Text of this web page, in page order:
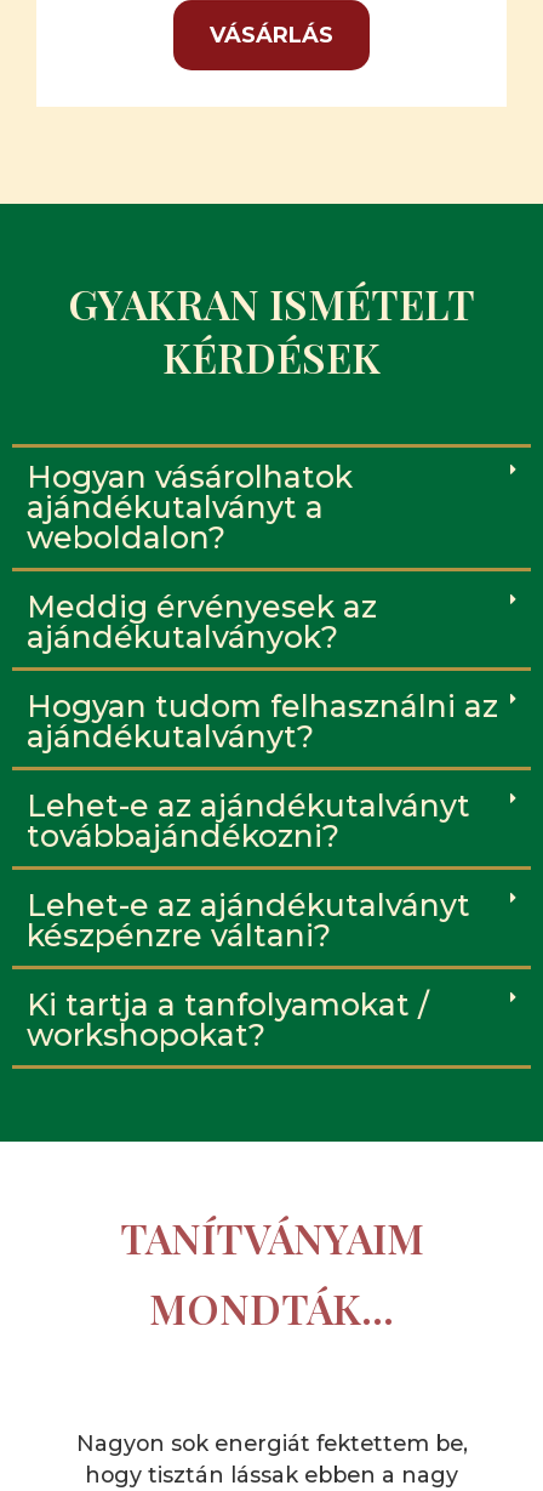
VÁSÁRLÁS
GYAKRAN ISMÉTELT
KÉRDÉSEK
Hogyan vásárolhatok
ajándékutalványt a
weboldalon?
Meddig érvényesek az
ajándékutalványok?
Hogyan tudom felhasználni az
ajándékutalványt?
Lehet-e az ajándékutalványt
továbbajándékozni?
Lehet-e az ajándékutalványt
készpénzre váltani?
Ki tartja a tanfolyamokat /
workshopokat?
TANÍTVÁNYAIM
MONDTÁK...
Nagyon sok energiát fektettem be,
hogy tisztán lássak ebben a nagy